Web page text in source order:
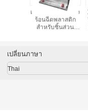
เดี่ยว / หลายช่องวิ่ง
ร้อนฉีดพลาสติก
สำหรับชิ้นส่วน
เปลี่ยนภาษา
Thai